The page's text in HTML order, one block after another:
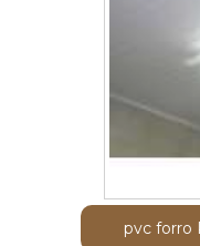
pvc forro